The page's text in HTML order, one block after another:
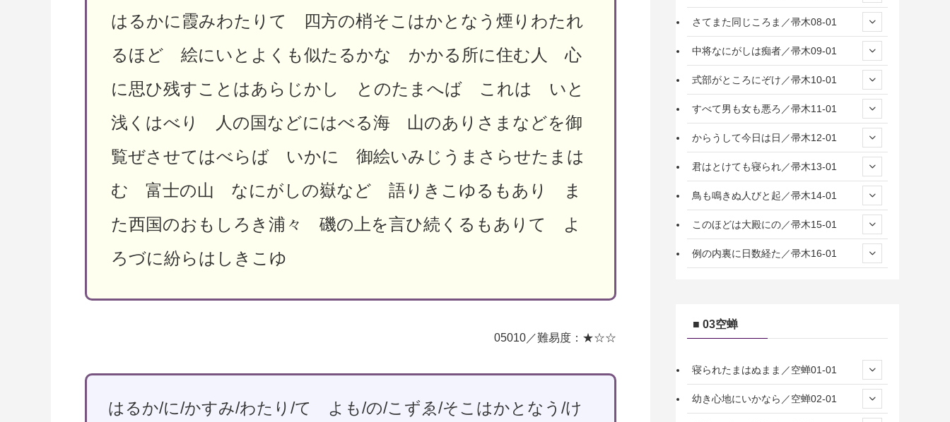
はるかに霞みわたりて 四方の梢そこはかとなう煙りわたれ
るほど 絵にいとよくも似たるかな かかる所に住む人 心
に思ひ残すことはあらじかし とのたまへば これは いと
浅くはべり 人の国などにはべる海 山のありさまなどを御
覧ぜさせてはべらば いかに 御絵いみじうまさらせたまは
む 富士の山 なにがしの嶽など 語りきこゆるもあり ま
た西国のおもしろき浦々 磯の上を言ひ続くるもありて よ
ろづに紛らはしきこゆ
05010／難易度：★☆☆
はるか/に/かすみ/わたり/て よも/の/こずゑ/そこはかとなう/け
さてまた同じころま／帚木08-01
中将なにがしは痴者／帚木09-01
式部がところにぞけ／帚木10-01
すべて男も女も悪ろ／帚木11-01
からうして今日は日／帚木12-01
君はとけても寝られ／帚木13-01
鳥も鳴きぬ人びと起／帚木14-01
このほどは大殿にの／帚木15-01
例の内裏に日数経た／帚木16-01
■ 03空蝉
寝られたまはぬまま／空蝉01-01
幼き心地にいかなら／空蝉02-01